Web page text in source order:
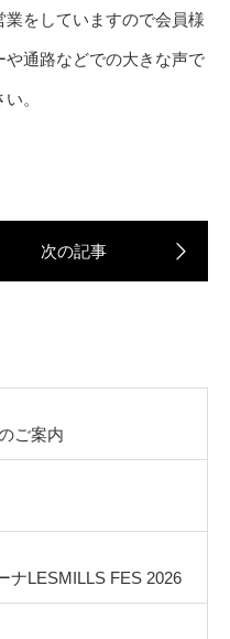
をしていますので会員様
や通路などでの大きな声で
。
ご案内
ナLESMILLS FES 2026